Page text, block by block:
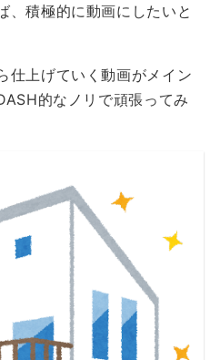
、積極的に動画にしたいと
仕上げていく動画がメイン
的なノリで頑張ってみ